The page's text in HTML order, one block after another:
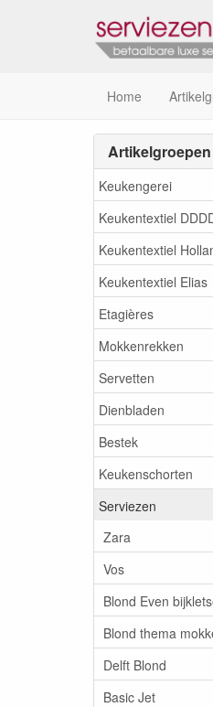
Home
Artikelgroepen
Keukengerei
Keukentextiel
Keukentextiel
Keukentextiel Elias
Etagières
Mokkenrekken
Servetten
Dienbladen
Bestek
Keukenschorten
Serviezen
Zara
Vos
Blond Even
Blond thema
Delft Blond
Basic Jet